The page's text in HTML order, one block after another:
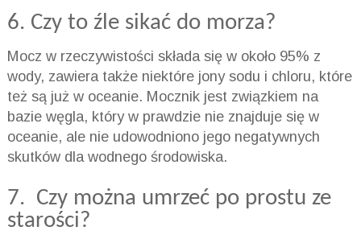
6. Czy to źle sikać do morza?
Mocz w rzeczywistości składa się w około 95% z
wody, zawiera także niektóre jony sodu i chloru, które
też są już w oceanie. Mocznik jest związkiem na
bazie węgla, który w prawdzie nie znajduje się w
oceanie, ale nie udowodniono jego negatywnych
skutków dla wodnego środowiska.
7. Czy można umrzeć po prostu ze
starości?